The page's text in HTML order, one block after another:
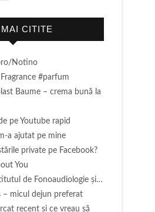
CITITE
Notino
#parfum
Baume – crema bună la
pe Youtube rapid
a ajutat pe mine
private pe Facebook?
You
de Fonoaudiologie și…
– micul dejun preferat
recent și ce vreau să